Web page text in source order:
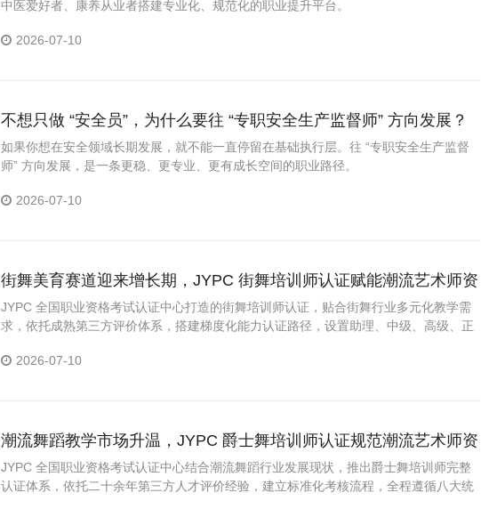
中医爱好者、康养从业者搭建专业化、规范化的职业提升平台。
2026-07-10
不想只做 “安全员”，为什么要往 “专职安全生产监督师” 方向发展？
如果你想在安全领域长期发展，就不能一直停留在基础执行层。往 “专职安全生产监督
师” 方向发展，是一条更稳、更专业、更有成长空间的职业路径。
2026-07-10
街舞美育赛道迎来增长期，JYPC 街舞培训师认证赋能潮流艺术师资
职业进阶
JYPC 全国职业资格考试认证中心打造的街舞培训师认证，贴合街舞行业多元化教学需
求，依托成熟第三方评价体系，搭建梯度化能力认证路径，设置助理、中级、高级、正
2026-07-10
潮流舞蹈教学市场升温，JYPC 爵士舞培训师认证规范潮流艺术师资
评价标准
JYPC 全国职业资格考试认证中心结合潮流舞蹈行业发展现状，推出爵士舞培训师完整
认证体系，依托二十余年第三方人才评价经验，建立标准化考核流程，全程遵循八大统